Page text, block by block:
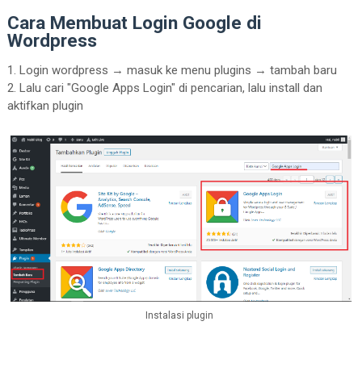
Cara Membuat Login Google di
Wordpress
1. Login wordpress → masuk ke menu plugins → tambah baru
2. Lalu cari "Google Apps Login" di pencarian, lalu install dan
aktifkan plugin
Instalasi plugin